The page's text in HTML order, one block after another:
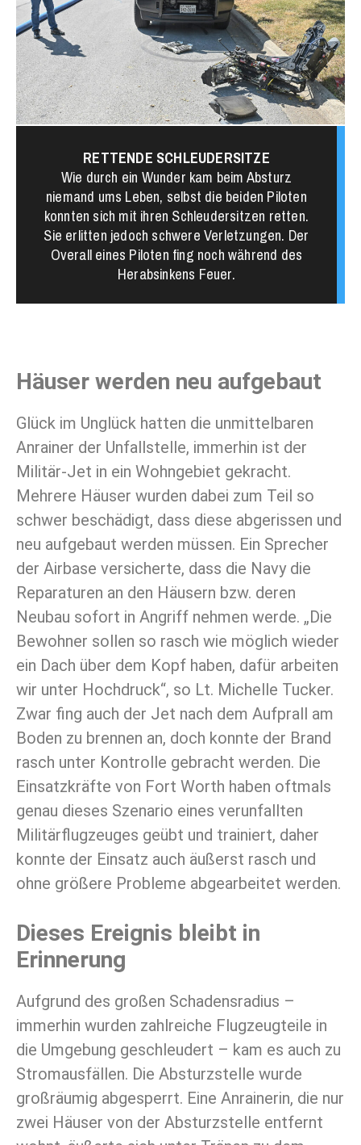
RETTENDE SCHLEUDERSITZE
Wie durch ein Wunder kam beim Absturz
niemand ums Leben, selbst die beiden Piloten
konnten sich mit ihren Schleudersitzen retten.
Sie erlitten jedoch schwere Verletzungen. Der
Overall eines Piloten fing noch während des
Herabsinkens Feuer.
Häuser werden neu aufgebaut
Glück im Unglück hatten die unmittelbaren
Anrainer der Unfallstelle, immerhin ist der
Militär-Jet in ein Wohngebiet gekracht.
Mehrere Häuser wurden dabei zum Teil so
schwer beschädigt, dass diese abgerissen und
neu aufgebaut werden müssen. Ein Sprecher
der Airbase versicherte, dass die Navy die
Reparaturen an den Häusern bzw. deren
Neubau sofort in Angriff nehmen werde. „Die
Bewohner sollen so rasch wie möglich wieder
ein Dach über dem Kopf haben, dafür arbeiten
wir unter Hochdruck“, so Lt. Michelle Tucker.
Zwar fing auch der Jet nach dem Aufprall am
Boden zu brennen an, doch konnte der Brand
rasch unter Kontrolle gebracht werden. Die
Einsatzkräfte von Fort Worth haben oftmals
genau dieses Szenario eines verunfallten
Militärflugzeuges geübt und trainiert, daher
konnte der Einsatz auch äußerst rasch und
ohne größere Probleme abgearbeitet werden.
Dieses Ereignis bleibt in
Erinnerung
Aufgrund des großen Schadensradius –
immerhin wurden zahlreiche Flugzeugteile in
die Umgebung geschleudert – kam es auch zu
Stromausfällen. Die Absturzstelle wurde
großräumig abgesperrt. Eine Anrainerin, die nur
zwei Häuser von der Absturzstelle entfernt